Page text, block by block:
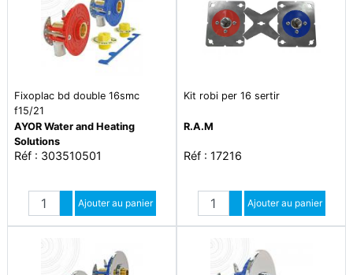
Fixoplac bd double 16smc
f15/21
AYOR Water and Heating
Solutions
Réf : 303510501
Quantité
Augmenter quantité
Diminuer quantité
Ajouter au panier
Kit robi per 16 sertir
R.A.M
Réf : 17216
Quantité
Augmenter quantité
Diminuer quantité
Ajouter au panier